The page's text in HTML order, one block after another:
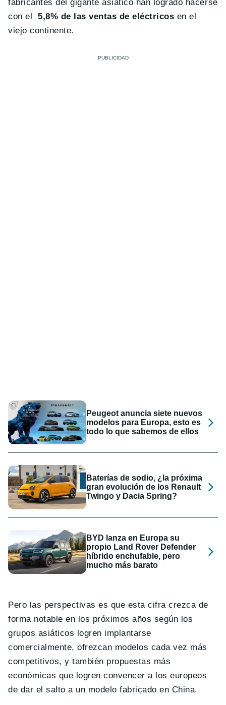
fabricantes del gigante asiático han logrado hacerse
con el5,8% de las ventas de eléctricos en el
viejo continente.
Peugeot anuncia siete nuevos
modelos para Europa, esto es
todo lo que sabemos de ellos
Baterías de sodio, ¿la próxima
gran evolución de los Renault
Twingo y Dacia Spring?
BYD lanza en Europa su
propio Land Rover Defender
híbrido enchufable, pero
mucho más barato
Pero las perspectivas es que esta cifra crezca de
forma notable en los próximos años según los
grupos asiáticos logren implantarse
comercialmente, ofrezcan modelos cada vez más
competitivos, y también propuestas más
económicas que logren convencer a los europeos
de dar el salto a un modelo fabricado en China.